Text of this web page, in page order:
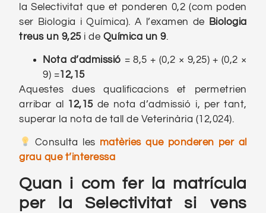
la Selectivitat que et ponderen 0,2 (com poden
ser Biologia i Química). A l’examen de
Biologia
treus un 9,25 i de Química un 9.
Nota d’admissió = 8,5 + (0,2 × 9,25) + (0,2 ×
9) =12,15
Aquestes dues qualificacions et permetrien
arribar al 12,15de nota d’admissió i, per tant,
superar la nota de tall de Veterinària (12,024).
Consulta les matèries que ponderen per al
grau que t’interessa
Quan i com fer la matrícula
per la Selectivitat si vens